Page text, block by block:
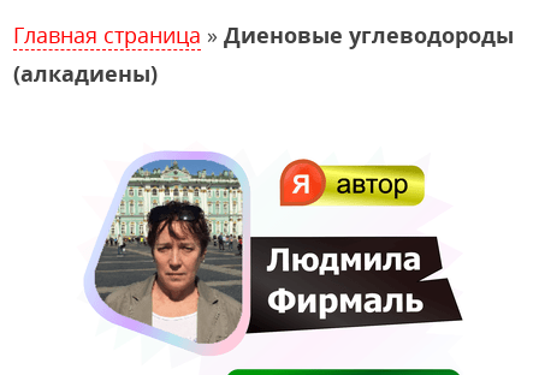
Главная страница »Диеновые углеводороды
(алкадиены)